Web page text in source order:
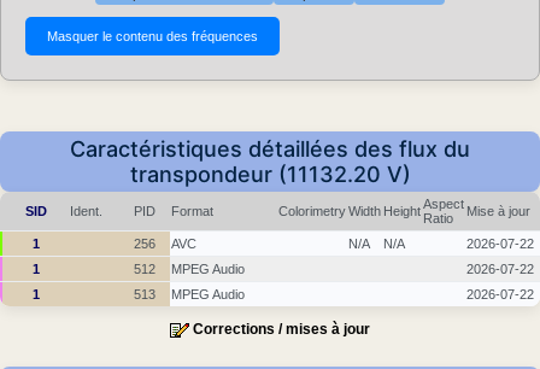
Caractéristiques détaillées des flux du
transpondeur (11132.20 V)
SID Ident. PID Format ColorimetryWidth HeightAspect
Ratio
Mise à jour
1 256 AVC N/A N/A
2026-07-22
1
512 MPEG Audio
2026-07-22
1
513 MPEG Audio 2026-07-22
Corrections / mises à jour